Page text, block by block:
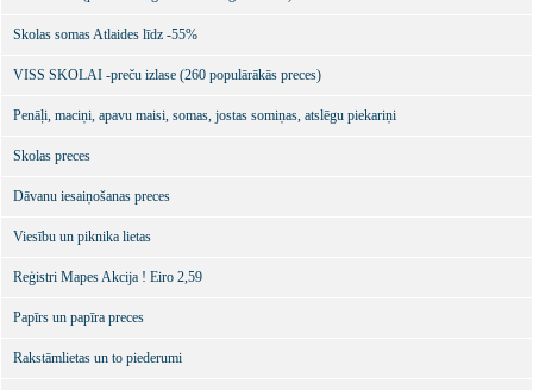
Skolas somas Atlaides līdz -55%
VISS SKOLAI -preču izlase (260 populārākās preces)
Penāļi, maciņi, apavu maisi, somas, jostas somiņas, atslēgu piekariņi
Skolas preces
Dāvanu iesaiņošanas preces
Viesību un piknika lietas
Reģistri Mapes Akcija ! Eiro 2,59
Papīrs un papīra preces
Rakstāmlietas un to piederumi